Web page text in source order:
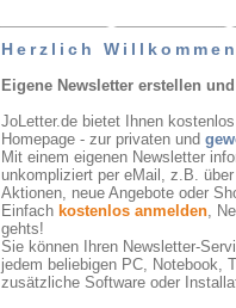
Herzlich
Eigene Newsletter erstellen
JoLetter.de bietet Ihnen
Homepage - zur privaten und
Mit einem eigenen Newsletter
unkompliziert per eMail, z.B.
Aktionen, neue Angebote oder
Einfach kostenlos anmelden,
gehts!
Sie können Ihren Newsletter-
jedem beliebigen PC, Notebook,
zusätzliche Software oder